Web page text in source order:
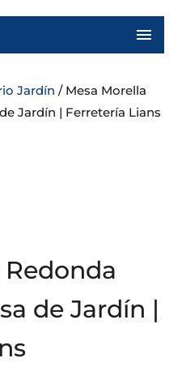
Jardín / Mesa Morella
Jardín | Ferretería Lians
de Jardín |